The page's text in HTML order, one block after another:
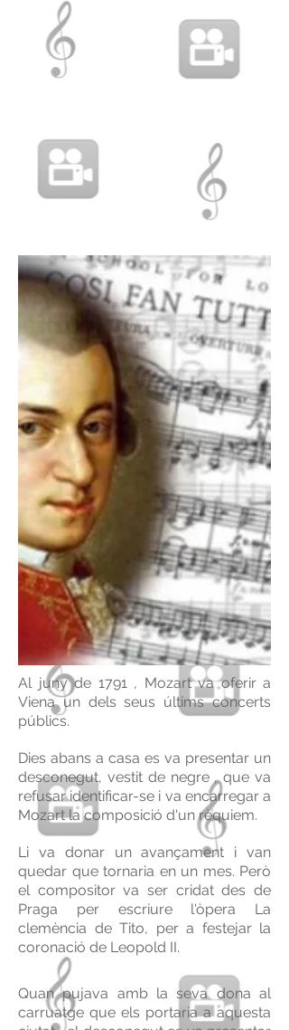
Al juny de 1791 , Mozart va oferir a
Viena un dels seus últims concerts
públics.
Dies abans a casa es va presentar un
desconegut, vestit de negre , que va
refusar identificar-se i va encarregar a
Mozart la composició d'un rèquiem.
Li va donar un avançament i van
quedar que tornaria en un mes. Però
el compositor va ser cridat des de
Praga per escriure l'òpera La
clemència de Tito, per a festejar la
coronació de Leopold II.
Quan pujava amb la seva dona al
carruatge que els portaria a aquesta